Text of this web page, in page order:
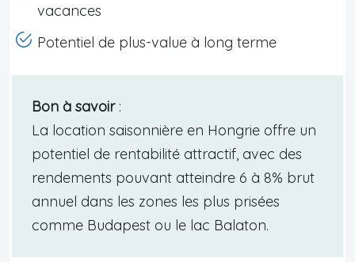
vacances
Potentiel de plus-value à long terme
Bon à savoir:
La location saisonnière en Hongrie offre un
potentiel de rentabilité attractif, avec des
rendements pouvant atteindre 6 à 8% brut
annuel dans les zones les plus prisées
comme Budapest ou le lac Balaton.